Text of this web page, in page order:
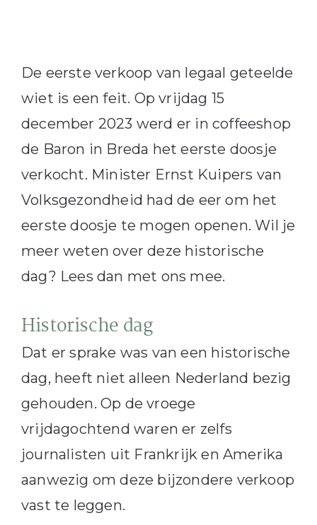
De eerste verkoop van legaal geteelde
wiet is een feit. Op vrijdag 15
december 2023 werd er in coffeeshop
de Baron in Breda het eerste doosje
verkocht. Minister Ernst Kuipers van
Volksgezondheid had de eer om het
eerste doosje te mogen openen. Wil je
meer weten over deze historische
dag? Lees dan met ons mee.
Historische dag
Dat er sprake was van een historische
dag, heeft niet alleen Nederland bezig
gehouden. Op de vroege
vrijdagochtend waren er zelfs
journalisten uit Frankrijk en Amerika
aanwezig om deze bijzondere verkoop
vast te leggen.